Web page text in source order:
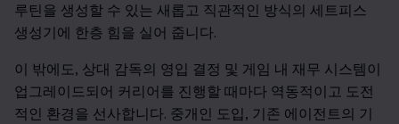
루틴을 생성할 수 있는 새롭고 직관적인 방식의 세트피스
생성기에 한층 힘을 실어 줍니다.
이 밖에도, 상대 감독의 영입 결정 및 게임 내 재무 시스템이
업그레이드되어 커리어를 진행할 때마다 역동적이고 도전
적인 환경을 선사합니다. 중개인 도입, 기존 에이전트의 기